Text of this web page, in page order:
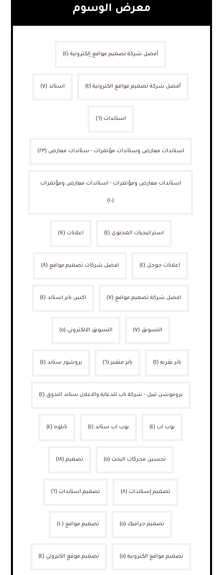
معرض الوسوم
أفضل شركة تصميم مواقع إلكترونية (٤)
أفضل شركة تصميم مواقع الكترونية (٤) استاند (٧)
استاندات (٦)
استاندات معارض وستاندات مؤتمرات - ستاندات معارض (٢٣)
استاندات معارض ومؤتمرات - استاندات معارض ومؤتمرات
(١٠)
استراتيجيات المحتوى (٤) اعلانات (١٤)
اعلانات جوجل (٤) افضل شركات تصميم مواقع (٨)
افضل شركة تصميم مواقع (٧) اكس بانر استاند (٤)
التسويق (٧) التسويق الالكتروني (٥)
بانر بقربه (٤) بانر متغير (٦) بروشور ستاند (٤)
بروموشن تيبل - شركة ناب للدعاية والاعلان ستاند التذوق (٤)
بوب اب (٤) بوب اب ستاند (٤) تابلوه (٤)
تحسين محركات البحث (٥) تصميم (١٨)
تصميم إستاندات (٨) تصميم استاندات (٦)
تصميم جرافيك (٥) تصميم مواقع (١٠)
تصميم مواقع الكترونية (٥) تصميم موقع الكتروني (٤)